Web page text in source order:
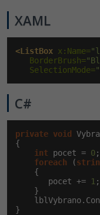
XAML
<ListBox x:Name=
   BorderBrush=
   SelectionMode=
C#
private void
{
int pocet = 0;
foreach (
    {
       pocet +=
1 ;
    }
}